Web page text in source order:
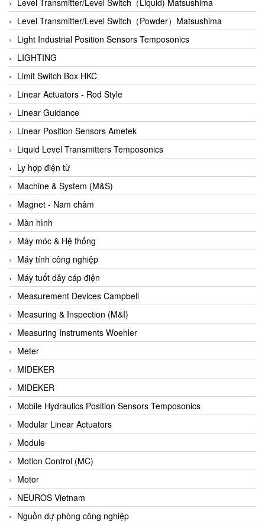
Autec
Auto Flow
Automatic valve
Aventics
Avproglobal
Axiomtek
AZBIL
B&C Electronics
B&R
Babcok wilcox
Baelz Automatic Vietnam
Bahr Modultechnik Vietnam
Balluff
BamBo Vietnam
Barel Vietnam
Barksdale
Bartec
Basco
Baumer
Baumuller Vietnam
Baykee
BBC Bircher Smart Access
BCS ITALY
BEA SENSORS
Beacon Extender
Beckhoff
Bedook
Bei Sensor
Level Transmitter/Level Switch（Powder）Matsushima
Light Industrial Position Sensors Temposonics
LIGHTING
Limit Switch Box HKC
Linear Actuators - Rod Style
Linear Guidance
Linear Position Sensors Ametek
Liquid Level Transmitters Temposonics
Ly hợp điện từ
Machine & System (M&S)
Magnet - Nam châm
Màn hình
Máy móc & Hệ thống
Máy tính công nghiệp
Máy tuốt dây cáp điện
Measurement Devices Campbell
Measuring & Inspection (M&I)
Measuring Instruments Woehler
Meter
MIDEKER
MIDEKER
Mobile Hydraulics Position Sensors Temposonics
Modular Linear Actuators
Module
Motion Control (MC)
Motor
NEUROS Vietnam
Nguồn dự phòng công nghiệp